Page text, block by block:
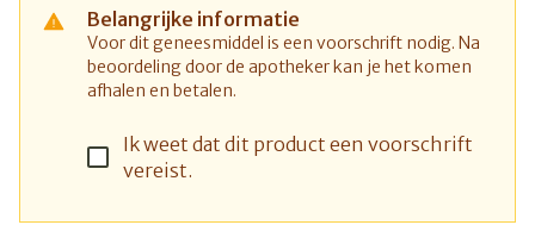
Belangrijke informatie
Voor dit geneesmiddel is een voorschrift nodig. Na
beoordeling door de apotheker kan je het komen
afhalen en betalen.
Ik weet dat dit product een voorschrift
vereist.